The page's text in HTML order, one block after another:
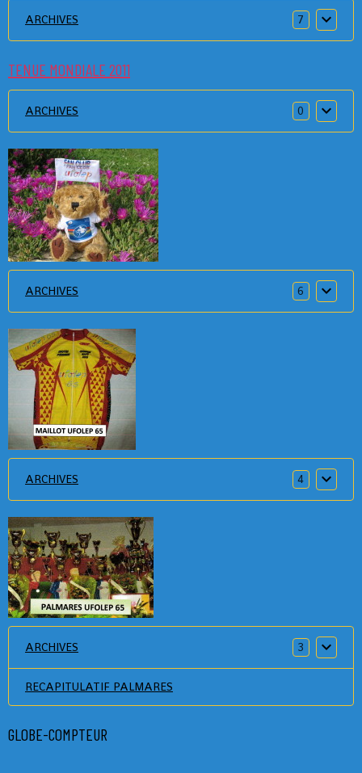
ARCHIVES 7
TENUE MONDIALE 2011
ARCHIVES 0
ARCHIVES 6
ARCHIVES 4
ARCHIVES 3
RECAPITULATIF PALMARES
GLOBE-COMPTEUR